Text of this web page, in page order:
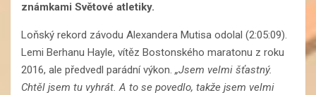
známkami Světové atletiky.
Loňský rekord závodu Alexandera Mutisa odolal (2:05:09).
Lemi Berhanu Hayle, vítěz Bostonského maratonu z roku
2016, ale předvedl parádní výkon. „Jsem velmi šťastný.
Chtěl jsem tu vyhrát. A to se povedlo, takže jsem velmi